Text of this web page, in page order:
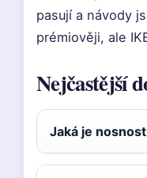
pasují a návody
prémiověji, ale
Nejčastější
Jaká je